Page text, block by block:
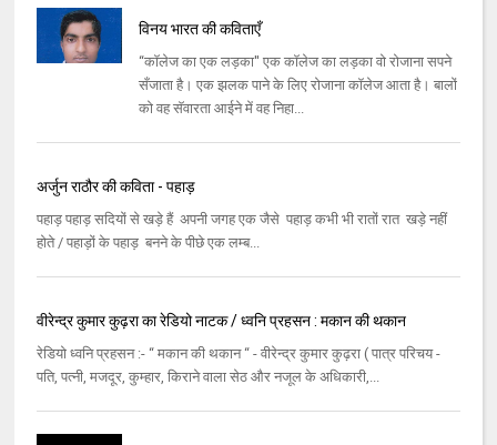
विनय भारत की कविताएँ
‘‘कॉलेज का एक लड़का'' एक कॉलेज का लड़का वो रोजाना सपने
सँजाता है। एक झलक पाने के लिए रोजाना कॉलेज आता है। बालों
को वह सॅवारता आईने में वह निहा...
अर्जुन राठौर की कविता - पहाड़
पहाड़ पहाड़ सदियों से खड़े हैं अपनी जगह एक जैसे पहाड़ कभी भी रातों रात खड़े नहीं
होते / पहाड़ों के पहाड़ बनने के पीछे एक लम्ब...
वीरेन्‍द्र कुमार कुढ़रा का रेडियो नाटक / ध्वनि प्रहसन : मकान की थकान
रेडियो ध्‍वनि प्रहसन :- ‘‘ मकान की थकान ‘‘ - वीरेन्‍द्र कुमार कुढ़रा ( पात्र परिचय -
पति, पत्नी, मजदूर, कुम्‍हार, किराने वाला सेठ और नजूल के अधिकारी,...